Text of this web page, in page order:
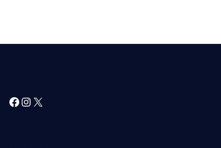
Facebook
Instagram
X